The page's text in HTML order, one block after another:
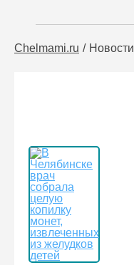
Chelmami.ru Новости